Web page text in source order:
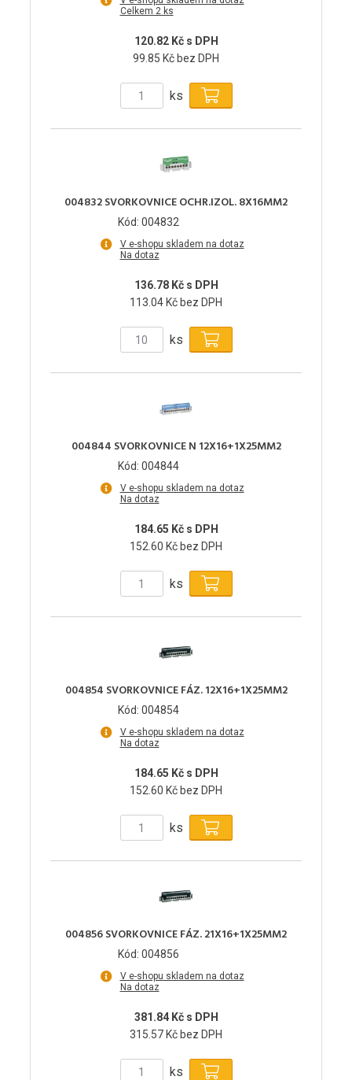
Celkem 2 ks
120.82 Kč s DPH
99.85 Kč bez DPH
ks
004832 SVORKOVNICE OCHR.IZOL. 8X16MM2
Kód: 004832
V e-shopu skladem na dotaz
Na dotaz
136.78 Kč s DPH
113.04 Kč bez DPH
ks
004844 SVORKOVNICE N 12X16+1X25MM2
Kód: 004844
V e-shopu skladem na dotaz
Na dotaz
184.65 Kč s DPH
152.60 Kč bez DPH
ks
004854 SVORKOVNICE FÁZ. 12X16+1X25MM2
Kód: 004854
V e-shopu skladem na dotaz
Na dotaz
184.65 Kč s DPH
152.60 Kč bez DPH
ks
004856 SVORKOVNICE FÁZ. 21X16+1X25MM2
Kód: 004856
V e-shopu skladem na dotaz
Na dotaz
381.84 Kč s DPH
315.57 Kč bez DPH
ks